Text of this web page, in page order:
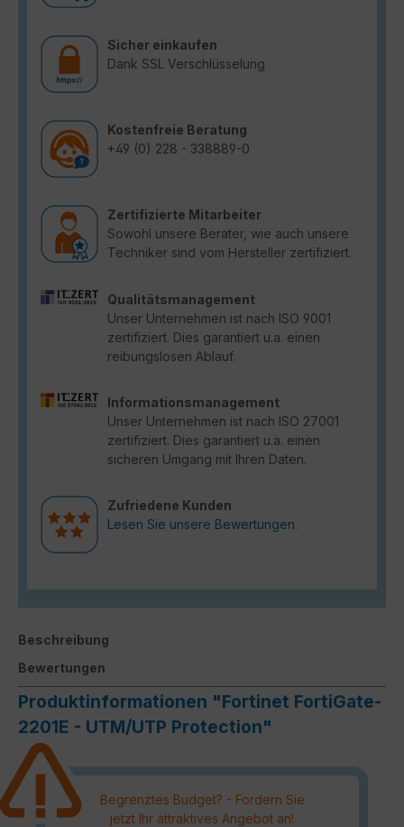
Sicher einkaufen
Dank SSL Verschlüsselung
Kostenfreie Beratung
+49 (0) 228 - 338889-0
Zertifizierte Mitarbeiter
Sowohl unsere Berater, wie auch unsere
Techniker sind vom Hersteller zertifiziert.
Qualitätsmanagement
Unser Unternehmen ist nach ISO 9001
zertifiziert. Dies garantiert u.a. einen
reibungslosen Ablauf.
Informationsmanagement
Unser Unternehmen ist nach ISO 27001
zertifiziert. Dies garantiert u.a. einen
sicheren Umgang mit Ihren Daten.
Zufriedene Kunden
Lesen Sie unsere Bewertungen.
Beschreibung
Bewertungen
Produktinformationen "Fortinet FortiGate-
2201E - UTM/UTP Protection"
Begrenztes Budget? - Fordern Sie
jetzt Ihr attraktives Angebot an!